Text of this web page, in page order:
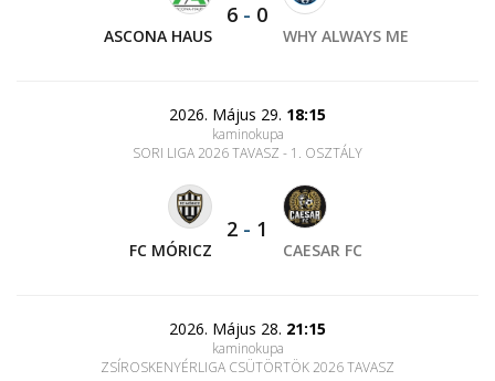
ASCONA HAUS
6 - 0
WHY ALWAYS ME
2026. Május 29. 18:15
kaminokupa
SORI LIGA 2026 TAVASZ - 1. OSZTÁLY
FC MÓRICZ
2 - 1
CAESAR FC
2026. Május 28. 21:15
kaminokupa
ZSÍROSKENYÉRLIGA CSÜTÖRTÖK 2026 TAVASZ